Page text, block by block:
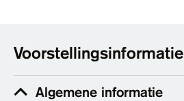
Voorstellingsinformatie
Algemene informatie